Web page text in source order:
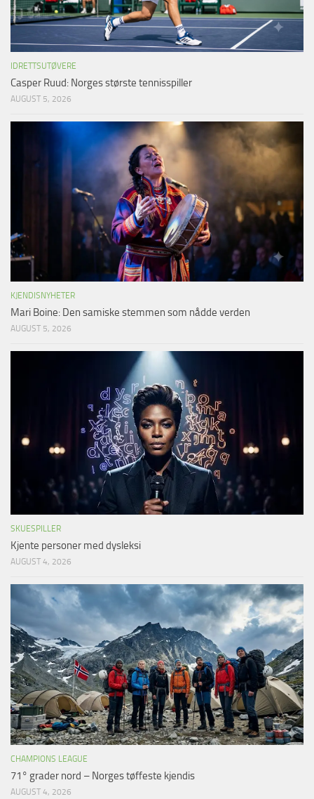
IDRETTSUTØVERE
Casper Ruud: Norges største tennisspiller
AUGUST 5, 2026
KJENDISNYHETER
Mari Boine: Den samiske stemmen som nådde verden
AUGUST 5, 2026
SKUESPILLER
Kjente personer med dysleksi
AUGUST 4, 2026
CHAMPIONS LEAGUE
71° grader nord – Norges tøffeste kjendis
AUGUST 4, 2026